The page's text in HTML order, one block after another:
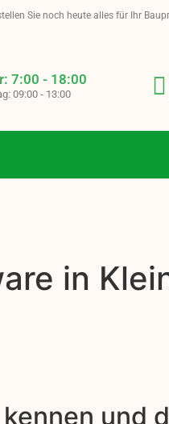
Sie noch heute alles für Ihr
7:00 - 18:00
09:00 - 13:00
in
und